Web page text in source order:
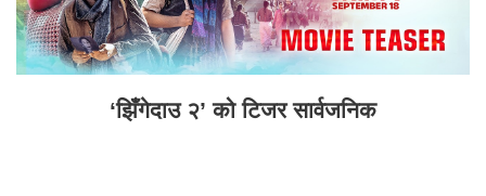
‘झिँगेदाउ २’ को टिजर सार्वजनिक